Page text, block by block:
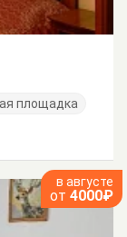
площадка
в августе
от 4000₽